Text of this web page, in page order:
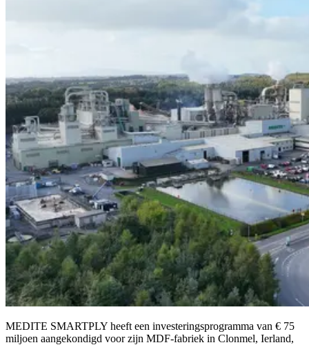
MEDITE SMARTPLY heeft een investeringsprogramma van € 75
miljoen aangekondigd voor zijn MDF-fabriek in Clonmel, Ierland,